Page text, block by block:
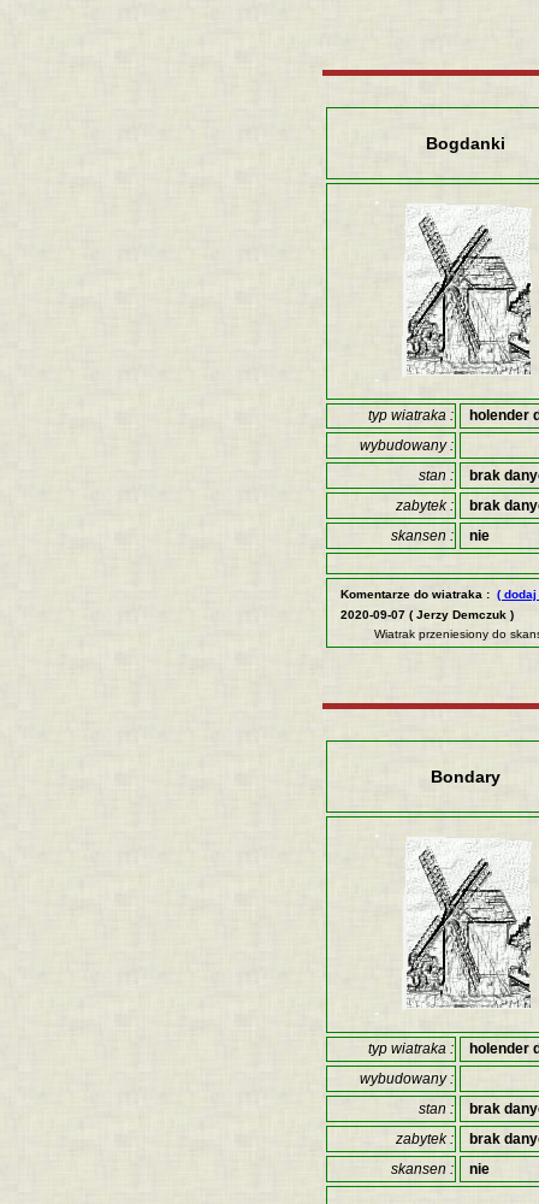
Bogdanki
typ wiatraka :
holender
wybudowany :
stan :
brak
zabytek :
brak
skansen :
nie
Komentarze do wiatraka : (
2020-09-07 ( Jerzy Demczuk )
Wiatrak przeniesiony do
Bondary
typ wiatraka :
holender
wybudowany :
stan :
brak
zabytek :
brak
skansen :
nie